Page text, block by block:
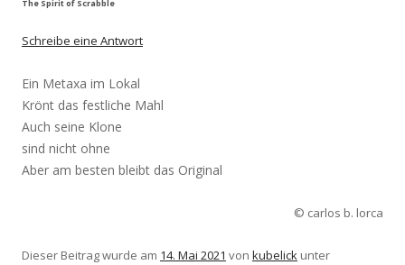
The Spirit of Scrabble
Schreibe eine Antwort
Ein Metaxa im Lokal
Krönt das festliche Mahl
Auch seine Klone
sind nicht ohne
Aber am besten bleibt das Original
© carlos b. lorca
Dieser Beitrag wurde am 14. Mai 2021 von kubelick unter